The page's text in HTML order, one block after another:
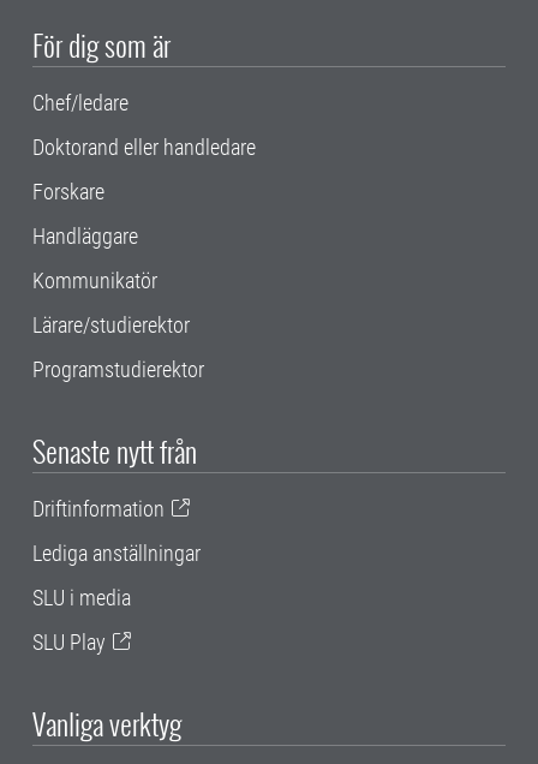
För dig som är
Chef/ledare
Doktorand eller handledare
Forskare
Handläggare
Kommunikatör
Lärare/studierektor
Programstudierektor
Senaste nytt från
Driftinformation
Lediga anställningar
SLU i media
SLU Play
Vanliga verktyg